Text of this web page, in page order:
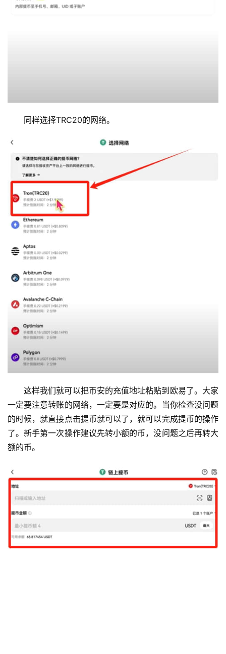
同样选择TRC20的网络。
这样我们就可以把币安的充值地址粘贴到欧易了。大家
一定要注意转账的网络，一定要是对应的。当你检查没问题
的时候，就直接点击提币就可以了，就可以完成提币的操作
了。新手第一次操作建议先转小额的币，没问题之后再转大
额的币。